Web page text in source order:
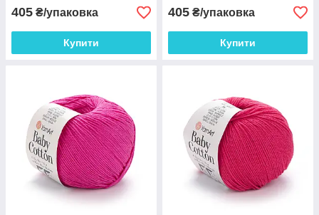
405 ₴/упаковка
Купити
405 ₴/упаковка
Купити